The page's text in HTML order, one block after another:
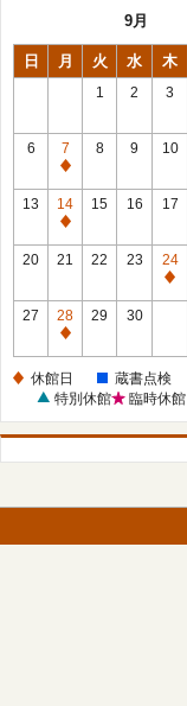
9月
日 月 火 水 木
1 2 3
6
7
休
館
日
8 9 10
13
14
休
館
15 16 17
20 21 22 23
24
休
27
28
休
日
29 30
休館日
蔵書点検
特別休館
臨時休館